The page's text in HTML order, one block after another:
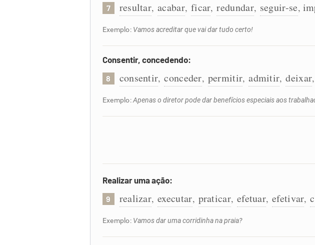
7 resultar, acabar, ficar, redundar, seguir-se,
Exemplo: Vamos acreditar que vai dar tudo certo!
Consentir, concedendo:
8 consentir, conceder, permitir, admitir, deixar,
Exemplo:Apenas o diretor pode dar benefícios especiais aos
Realizar uma ação:
9 realizar, executar, praticar, efetuar, efetivar,
Exemplo: Vamos dar uma corridinha na praia?